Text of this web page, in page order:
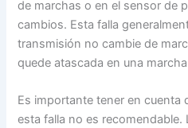
de marchas o en el sensor de
cambios. Esta falla
transmisión no cambie de
quede atascada en una
Es importante tener en cuenta
esta falla no es recomendable.